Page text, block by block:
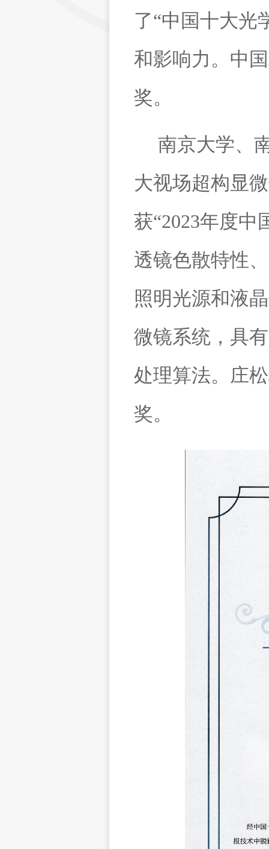
了“中国十大光
和影响力。中
奖。
南京大学、
大视场超构显
获“2023年度中
透镜色散特性
照明光源和液
微镜系统，具
处理算法。庄
奖。